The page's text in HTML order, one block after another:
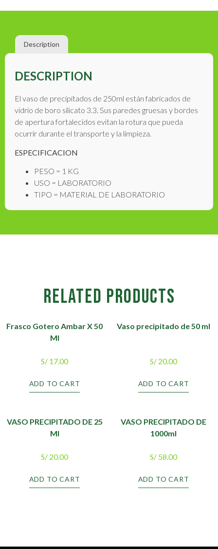
Description
DESCRIPTION
El vaso de precipitados de 250ml están fabricados de
vidrio de boro silicato 3.3. Sus paredes gruesas y bordes
de apertura fortalecidos evitan la rotura que pueda
ocurrir durante el transporte y la limpieza.
ESPECIFICACION
PESO = 1 KG
USO = LABORATORIO
TIPO = MATERIAL DE LABORATORIO
RELATED PRODUCTS
Frasco Gotero Ambar X 50
Ml
S/ 17.00
ADD TO CART
Vaso precipitado de 50 ml
S/ 20.00
ADD TO CART
VASO PRECIPITADO DE 25
Ml
S/ 20.00
ADD TO CART
VASO PRECIPITADO DE
1000ml
S/ 58.00
ADD TO CART